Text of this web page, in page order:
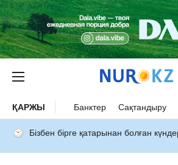
ҚАРЖЫ Банктер Сақтандыру
Бізбен бірге қатарынан болған